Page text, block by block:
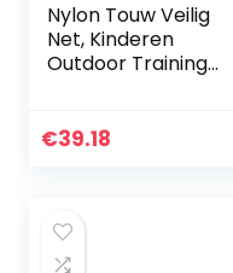
Nylon Touw Veilig
Net, Kinderen
Outdoor Training
voor Huisdieren
€39.18